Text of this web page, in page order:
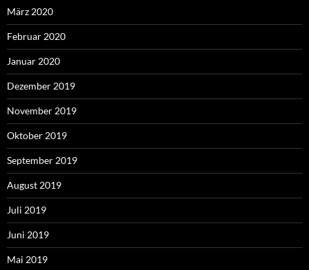
März 2020
Februar 2020
Januar 2020
Dezember 2019
November 2019
Oktober 2019
September 2019
August 2019
Juli 2019
Juni 2019
Mai 2019